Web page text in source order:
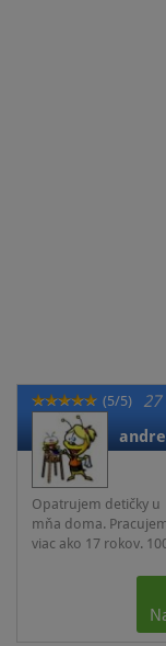
(5/5)
Opatrujem detičky u
mňa doma.
viac ako 17 rokov.